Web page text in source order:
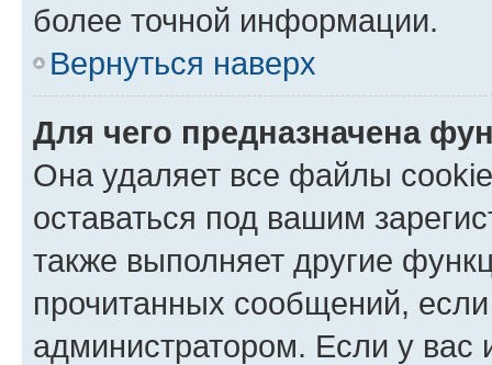
более точной информации.
Вернуться наверх
Для чего предназначена
Она удаляет все файлы
оставаться под вашим
также выполняет другие
прочитанных сообщений,
администратором. Если у